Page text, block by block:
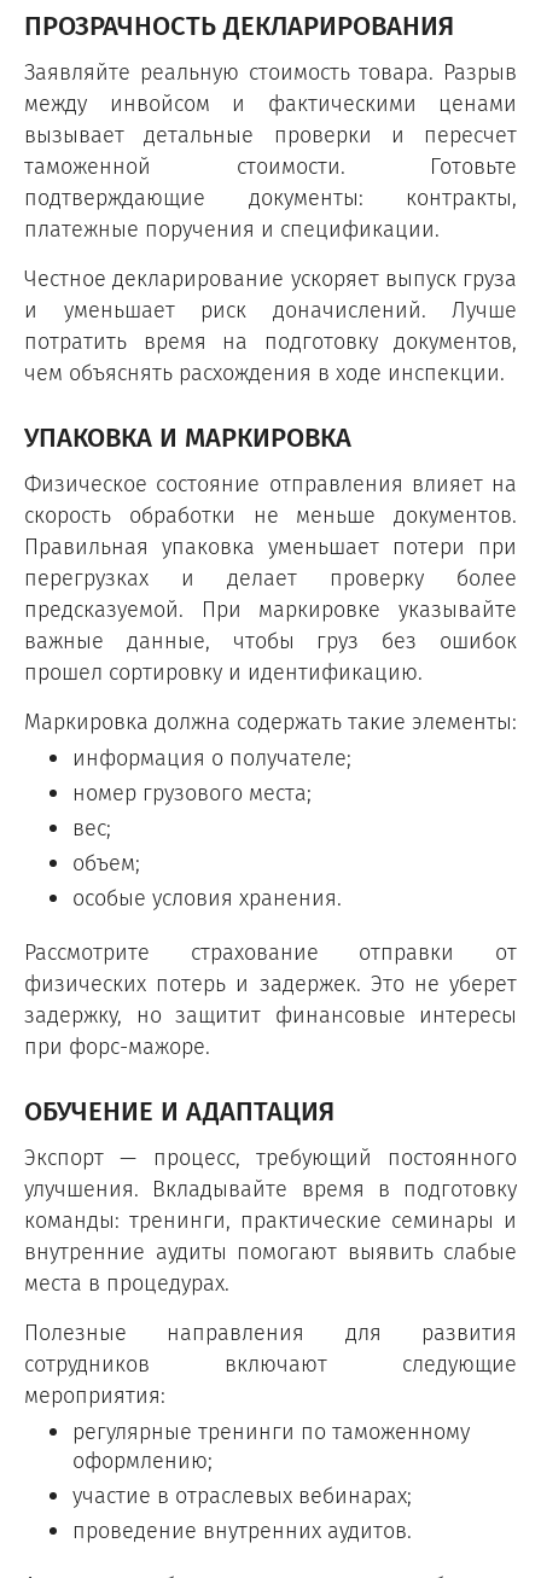
ПРОЗРАЧНОСТЬ ДЕКЛАРИРОВАНИЯ
Заявляйте реальную стоимость товара. Разрыв
между инвойсом и фактическими ценами
вызывает детальные проверки и пересчет
таможенной стоимости. Готовьте
подтверждающие документы: контракты,
платежные поручения и спецификации.
Честное декларирование ускоряет выпуск груза
и уменьшает риск доначислений. Лучше
потратить время на подготовку документов,
чем объяснять расхождения в ходе инспекции.
УПАКОВКА И МАРКИРОВКА
Физическое состояние отправления влияет на
скорость обработки не меньше документов.
Правильная упаковка уменьшает потери при
перегрузках и делает проверку более
предсказуемой. При маркировке указывайте
важные данные, чтобы груз без ошибок
прошел сортировку и идентификацию.
Маркировка должна содержать такие элементы:
информация о получателе;
номер грузового места;
вес;
объем;
особые условия хранения.
Рассмотрите страхование отправки от
физических потерь и задержек. Это не уберет
задержку, но защитит финансовые интересы
при форс-мажоре.
ОБУЧЕНИЕ И АДАПТАЦИЯ
Экспорт — процесс, требующий постоянного
улучшения. Вкладывайте время в подготовку
команды: тренинги, практические семинары и
внутренние аудиты помогают выявить слабые
места в процедурах.
Полезные направления для развития
сотрудников включают следующие
мероприятия:
регулярные тренинги по таможенному
оформлению;
участие в отраслевых вебинарах;
проведение внутренних аудитов.